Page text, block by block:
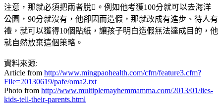
注意，那就必須把兩者脫。例如他考獲100分就可以去海洋
公園，90分就沒有，他卻因而造假，那就改成有進步、待人有
禮，就可以獲得10個貼紙，讓孩子明白造假無法達成目的，他
就自然放棄這個策略。
資料來源:
Article from http://www.mingpaohealth.com/cfm/feature3.cfm?
File=20130619/pafe/oma2.txt
Photo from http://www.multiplemayhemmamma.com/2013/01/lies-
kids-tell-their-parents.html